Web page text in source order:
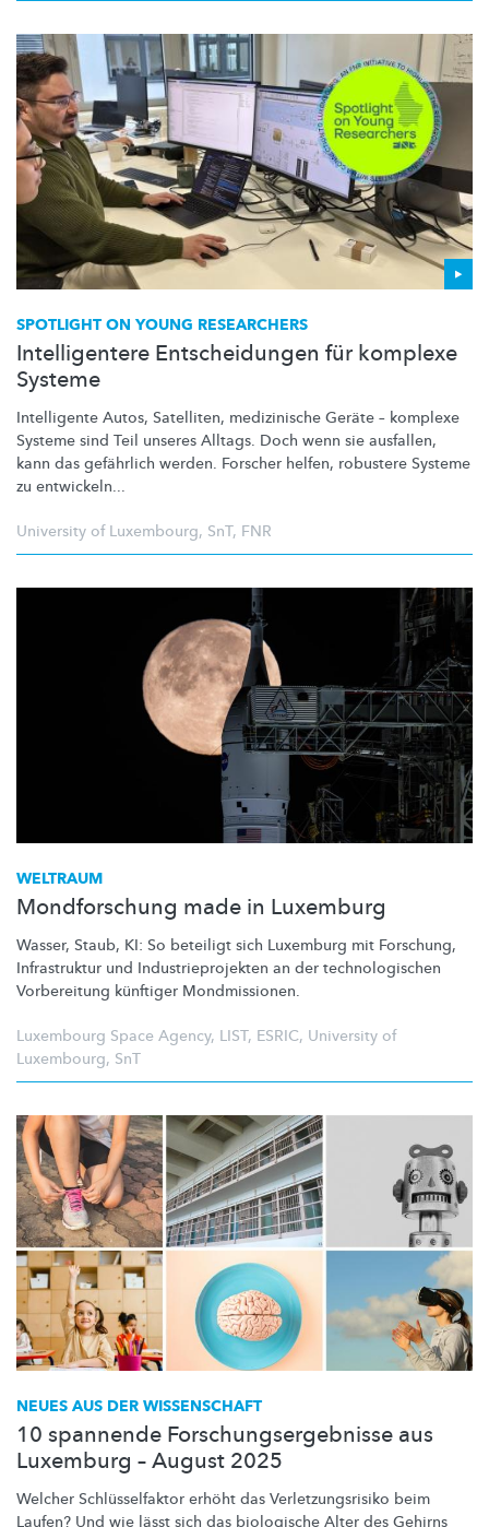
SPOTLIGHT ON YOUNG RESEARCHERS
Intelligentere Entscheidungen für komplexe
Systeme
Intelligente Autos, Satelliten, medizinische Geräte – komplexe
Systeme sind Teil unseres Alltags. Doch wenn sie ausfallen,
kann das gefährlich werden. Forscher helfen, robustere Systeme
zu entwickeln...
University of Luxembourg, SnT, FNR
WELTRAUM
Mondforschung made in Luxemburg
Wasser, Staub, KI: So beteiligt sich Luxemburg mit Forschung,
Infrastruktur und Industrieprojekten an der technologischen
Vorbereitung künftiger Mondmissionen.
Luxembourg Space Agency, LIST, ESRIC, University of
Luxembourg, SnT
NEUES AUS DER WISSENSCHAFT
10 spannende Forschungsergebnisse aus
Luxemburg – August 2025
Welcher Schlüsselfaktor erhöht das Verletzungsrisiko beim
Laufen? Und wie lässt sich das biologische Alter des Gehirns